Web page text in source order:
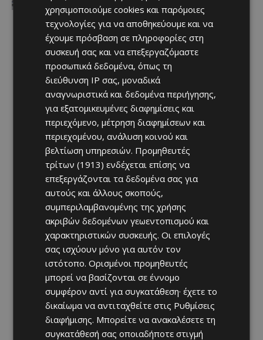
νέα ανάπτυξη απαιτεί ιδιαίτερη
προσοχή»
Afentiko - 07/08/2026
χρησιμοποιούμε cookies και παρόμοιες
τεχνολογίες για να αποθηκεύουμε και να
έχουμε πρόσβαση σε πληροφορίες στη
συσκευή σας και να επεξεργαζόμαστε
προσωπικά δεδομένα, όπως τη
διεύθυνση IP σας, μοναδικά
αναγνωριστικά και δεδομένα περιήγησης,
για εξατομικευμένες διαφημίσεις και
περιεχόμενο, μέτρηση διαφημίσεων και
περιεχομένου, ανάλυση κοινού και
βελτίωση υπηρεσιών. Προμηθευτές
τρίτων (1913) ενδέχεται επίσης να
επεξεργάζονται τα δεδομένα σας για
αυτούς και άλλους σκοπούς,
συμπεριλαμβανομένης της χρήσης
ακριβών δεδομένων γεωεντοπισμού και
χαρακτηριστικών συσκευής. Οι επιλογές
σας ισχύουν μόνο για αυτόν τον
ιστότοπο. Ορισμένοι προμηθευτές
μπορεί να βασίζονται σε έννομο
συμφέρον αντί για συγκατάθεση· έχετε το
δικαίωμα να αντιταχθείτε στις Ρυθμίσεις
διαφήμισης. Μπορείτε να ανακαλέσετε τη
συγκατάθεσή σας οποιαδήποτε στιγμή